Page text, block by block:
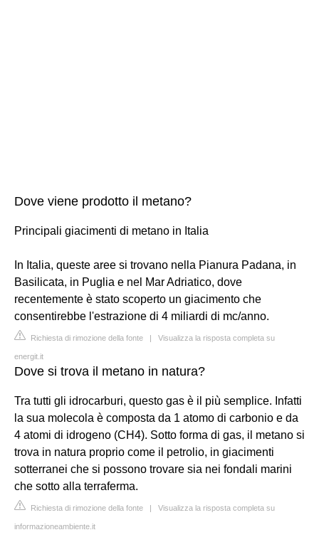
Dove viene prodotto il metano?
Principali giacimenti di metano in Italia
In Italia, queste aree si trovano nella Pianura Padana, in
Basilicata, in Puglia e nel Mar Adriatico, dove
recentemente è stato scoperto un giacimento che
consentirebbe l'estrazione di 4 miliardi di mc/anno.
Richiesta di rimozione della fonte | Visualizza la risposta completa su
energit.it
Dove si trova il metano in natura?
Tra tutti gli idrocarburi, questo gas è il più semplice. Infatti
la sua molecola è composta da 1 atomo di carbonio e da
4 atomi di idrogeno (CH4). Sotto forma di gas, il metano si
trova in natura proprio come il petrolio, in giacimenti
sotterranei che si possono trovare sia nei fondali marini
che sotto alla terraferma.
Richiesta di rimozione della fonte | Visualizza la risposta completa su
informazioneambiente.it